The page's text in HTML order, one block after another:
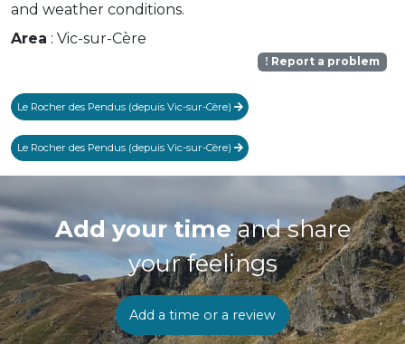
and weather conditions.
Area : Vic-sur-Cère
Report a problem
Le Rocher des Pendus (depuis Vic-sur-Cère)
Le Rocher des Pendus (depuis Vic-sur-Cère)
Add your timeand share
your feelings
Add a time or a review